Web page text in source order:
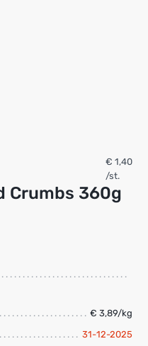
Crumbs 360g
€ 1,40
/st.
€ 3,89/kg
31-12-2025